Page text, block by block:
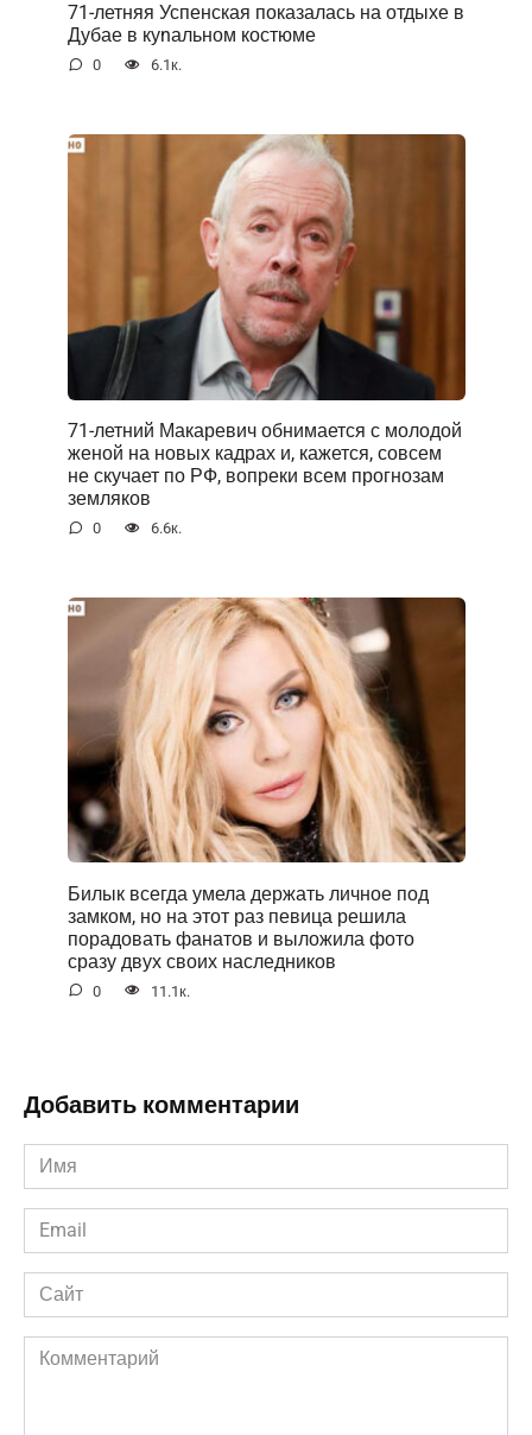
71-летняя Успенская показалась на отдыхе в
Дубае в куnальном костюме
0 6.1к.
71-летний Макаревич обнимается с молодой
женой на новых кадрах и, кажется, совсем
не скучает по РФ, вопреки всем прогнозам
земляков
0 6.6к.
Билык всегда умела держать личное под
замком, но на этот раз певица решила
порадовать фанатов и выложила фото
сразу двух своих наследников
0 11.1к.
Добавить комментарии
Имя
*
Email
*
Сайт
Комментарий